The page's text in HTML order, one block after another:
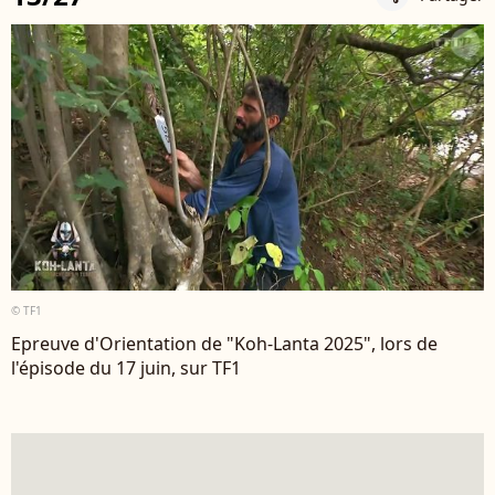
© TF1
Epreuve d'Orientation de "Koh-Lanta 2025", lors de
l'épisode du 17 juin, sur TF1